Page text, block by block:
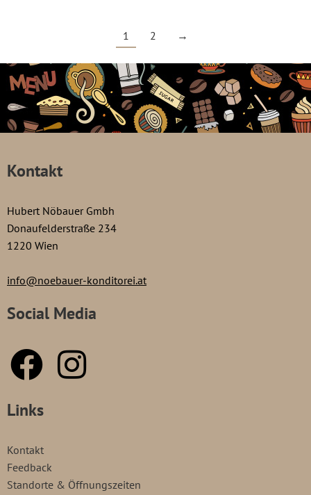
1 2 →
Kontakt
Hubert Nöbauer Gmbh
Donaufelderstraße 234
1220 Wien
info@noebauer-konditorei.at
Social Media
Links
Kontakt
Feedback
Standorte & Öffnungszeiten